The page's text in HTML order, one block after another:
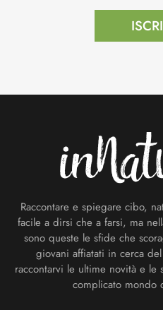
Raccontare e spiegare cibo,
facile a dirsi che a farsi, ma
sono queste le sfide che
giovani affiatati in cerca
raccontarvi le ultime novità e
complicato mondo